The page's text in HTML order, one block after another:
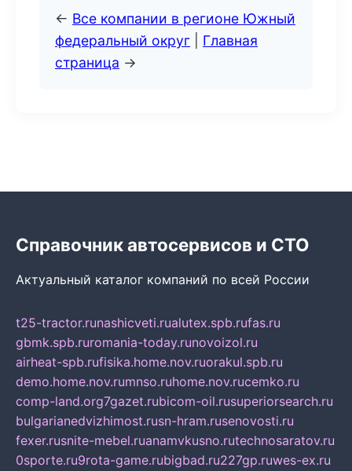
← Все компании в регионе Южный
федеральный округ
Главная
страница →
Справочник автосервисов и СТО
Актуальный каталог компаний по всей России
t25-tractor.runashicveti.rualutex.spb.rufas.ru
gbmk.spb.ruromania-today.runovoizol.ru
airheat-spb.rufisika.home.nov.ruorakul.spb.ru
demo.home.nov.rumnso.ruhome.nov.rucemko.ru
comp-land.org7gazet.rubicom-oil.rusuperiorsearch.ru
bulgarianedvizhimost.rusn-hram.rusenovosti.ru
fexer.rusnite-mebel.ruanamvkusno.rutechnosaratov.ru
0sporte.ru9rota-game.rubigbad.ru227gp.ruwes-ex.ru